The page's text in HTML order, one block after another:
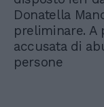
Donatella
preliminare. A
accusata di
persone